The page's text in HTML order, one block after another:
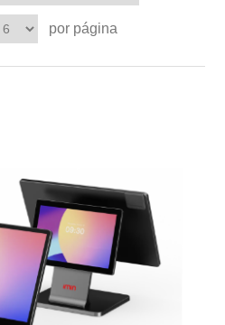
por página